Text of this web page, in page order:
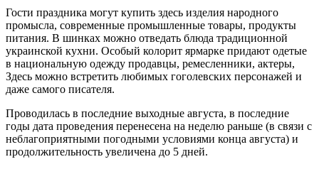
Гости праздника могут купить здесь изделия народного
промысла, современные промышленные товары, продукты
питания. В шинках можно отведать блюда традиционной
украинской кухни. Особый колорит ярмарке придают одетые
в национальную одежду продавцы, ремесленники, актеры,
Здесь можно встретить любимых гоголевских персонажей и
даже самого писателя.
Проводилась в последние выходные августа, в последние
годы дата проведения перенесена на неделю раньше (в связи с
неблагоприятными погодными условиями конца августа) и
продолжительность увеличена до 5 дней.